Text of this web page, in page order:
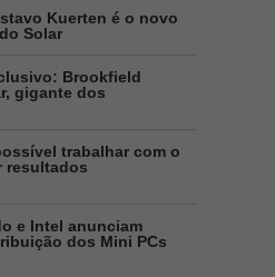
Kuerten é o novo
Solar
Brookfield
gigante dos
trabalhar com o
resultados
e Intel anunciam
dos Mini PCs